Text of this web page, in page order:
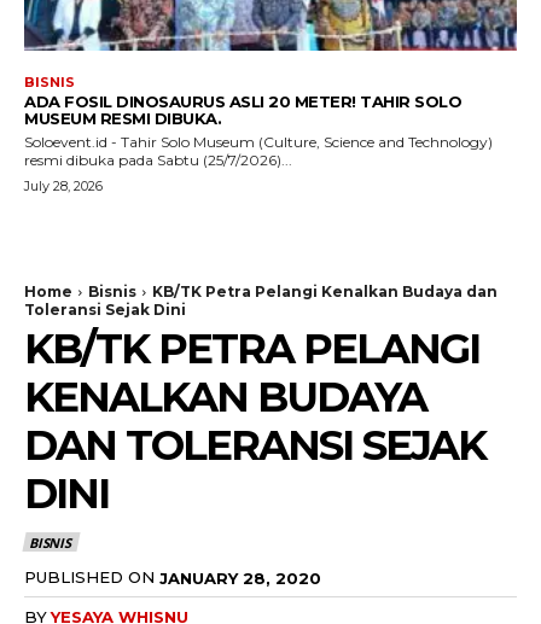
BISNIS
ADA FOSIL DINOSAURUS ASLI 20 METER! TAHIR SOLO
MUSEUM RESMI DIBUKA.
Soloevent.id - Tahir Solo Museum (Culture, Science and Technology)
resmi dibuka pada Sabtu (25/7/2026)...
July 28, 2026